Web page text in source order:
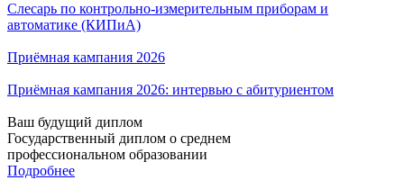
Слесарь по контрольно-измерительным приборам и
автоматике (КИПиА)
Приёмная кампания 2026
Приёмная кампания 2026: интервью с абитуриентом
Ваш будущий диплом
Государственный диплом о среднем
профессиональном образовании
Подробнее